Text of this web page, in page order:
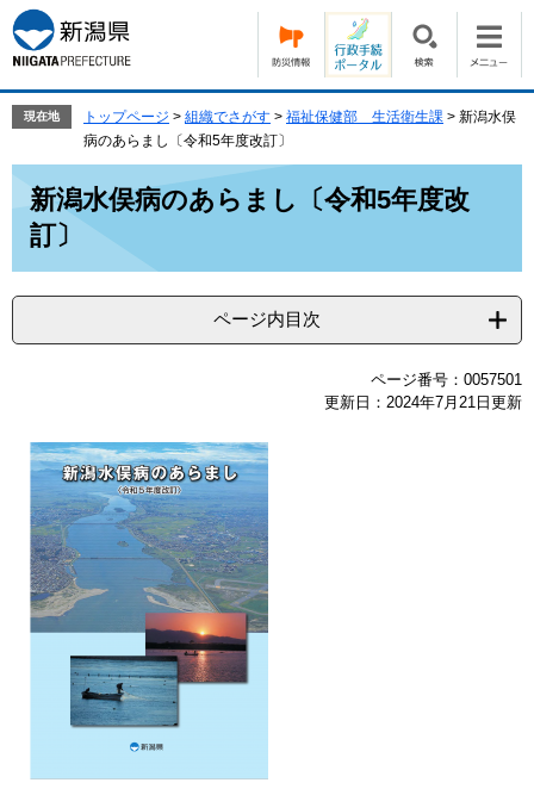
ー
ジ
の
で
す。
ニ
ュ
ー
ば
現在地 トップページ > 組織でさがす > 福祉保健部 生活衛生課 > 新潟水俣
病のあらまし〔令和5年度改訂〕
新潟水俣病のあらまし〔令和5年度改
訂〕
ページ内目次
ページ番号：0057501
更新日：2024年7月21日更新